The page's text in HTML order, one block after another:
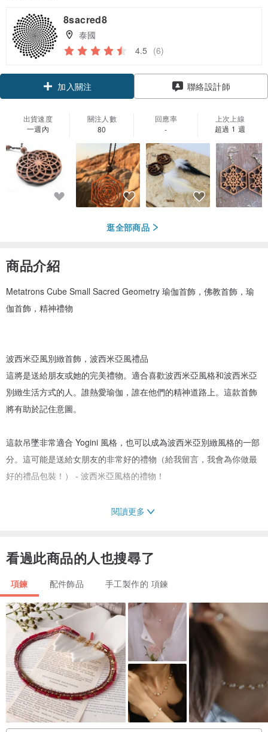
8sacred8
泰國
4.5 (6)
加入關注 聯絡設計師
出貨速度
一週內
關注人數
80
回應率
-
上次上線
超過 1 週
逛全部商品
商品介紹
Metatrons Cube Small Sacred Geometry 瑜伽首飾，佛教首飾，瑜
伽首飾，精神禮物
波西米亞風別緻首飾，波西米亞風禮品
這將是送給朋友或她的完美禮物。適合喜歡波西米亞風格和波西米亞
別緻生活方式的人。誰熱愛瑜伽，誰在他們的精神道路上。這款首飾
將有助於記住意圖。
這款吊墜非常適合 Yogini 風格，也可以成為波西米亞別緻風格的一部
分。這可能是送給女朋友的非常好的禮物（給我留言，我會為你做最
好的禮品包裝！） - 波西米亞風格的禮物！
——不要用力按壓，也不要在上面澆水。
閱讀更多
看過此商品的人也搜尋了
項鍊 配件飾品 手工製作的 項鍊